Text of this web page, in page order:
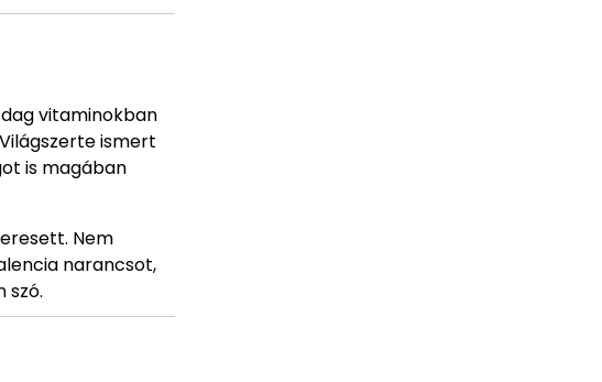
vitaminokban
ismert
is magában
Nem
narancsot,
szó.